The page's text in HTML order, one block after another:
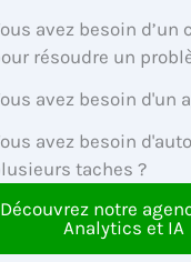
avez besoin d’un
résoudre un
avez besoin d'un
avez besoin
taches ?
Découvrez notre
Analytics et IA